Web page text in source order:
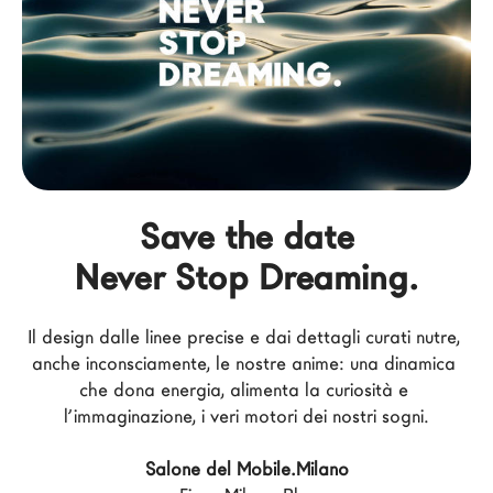
Architetti
LAGO Homes
News
Press
Save the date
Never Stop Dreaming.
Il design dalle linee precise e dai dettagli curati nutre,
anche inconsciamente, le nostre anime: una dinamica
che dona energia, alimenta la curiosità e
l’immaginazione, i veri motori dei nostri sogni.
Salone del Mobile.Milano